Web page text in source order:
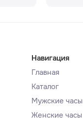
Навигация
Главная
Каталог
Мужские часы
Женские часы